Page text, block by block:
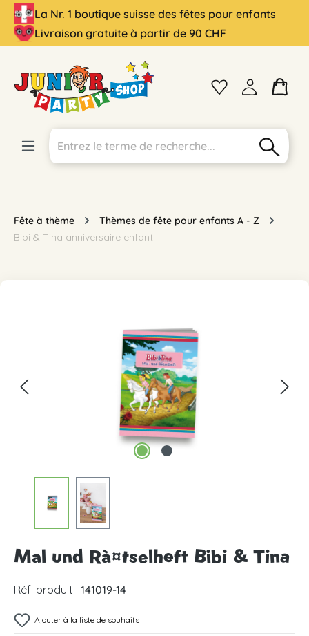
principal
La Nr. 1 boutique suisse des fêtes pour enfants
Livraison gratuite à partir de 90 CHF
Fête à thème
Thèmes de fête pour enfants A - Z
Bibi & Tina anniversaire enfant
Mal und Rà¤tselheft Bibi & Tina
Réf. produit : 141019-14
Ajouter à la liste de souhaits